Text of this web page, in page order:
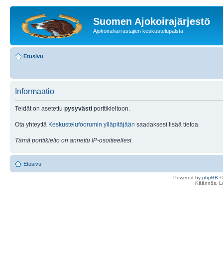
Suomen Ajokoirajärjestö
Ajokoiraharrastajien keskustelupalsta
Etusivu
Informaatio
Teidät on asetettu pysyvästi porttikieltoon.
Ota yhteyttä Keskustelufoorumin ylläpitäjään saadaksesi lisää tietoa.
Tämä porttikielto on annettu IP-osoitteellesi.
Etusivu
Powered by phpBB
Käännös,